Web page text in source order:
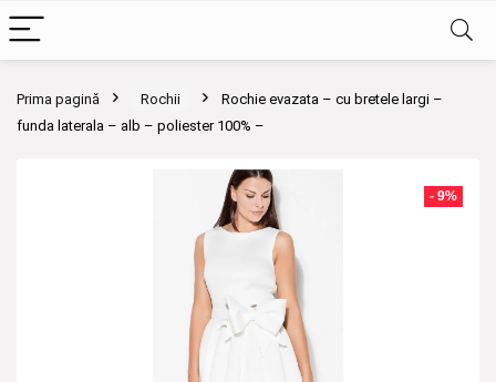
Prima pagină Rochii
Rochie evazata – cu bretele largi –
funda laterala – alb – poliester 100% –
- 9%